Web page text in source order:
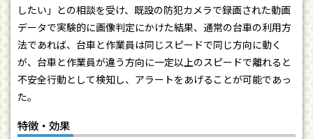
したい」との相談を受け、既設の防犯カメラで録画された動画
データで実験的に画像判定にかけた結果、通常の台車の利用方
法であれば、台車と作業員は同じスピードで同じ方向に動く
が、台車と作業員が違う方向に一定以上のスピードで離れると
不安全行動として検知し、アラートをあげることが可能であっ
た。
特徴・効果